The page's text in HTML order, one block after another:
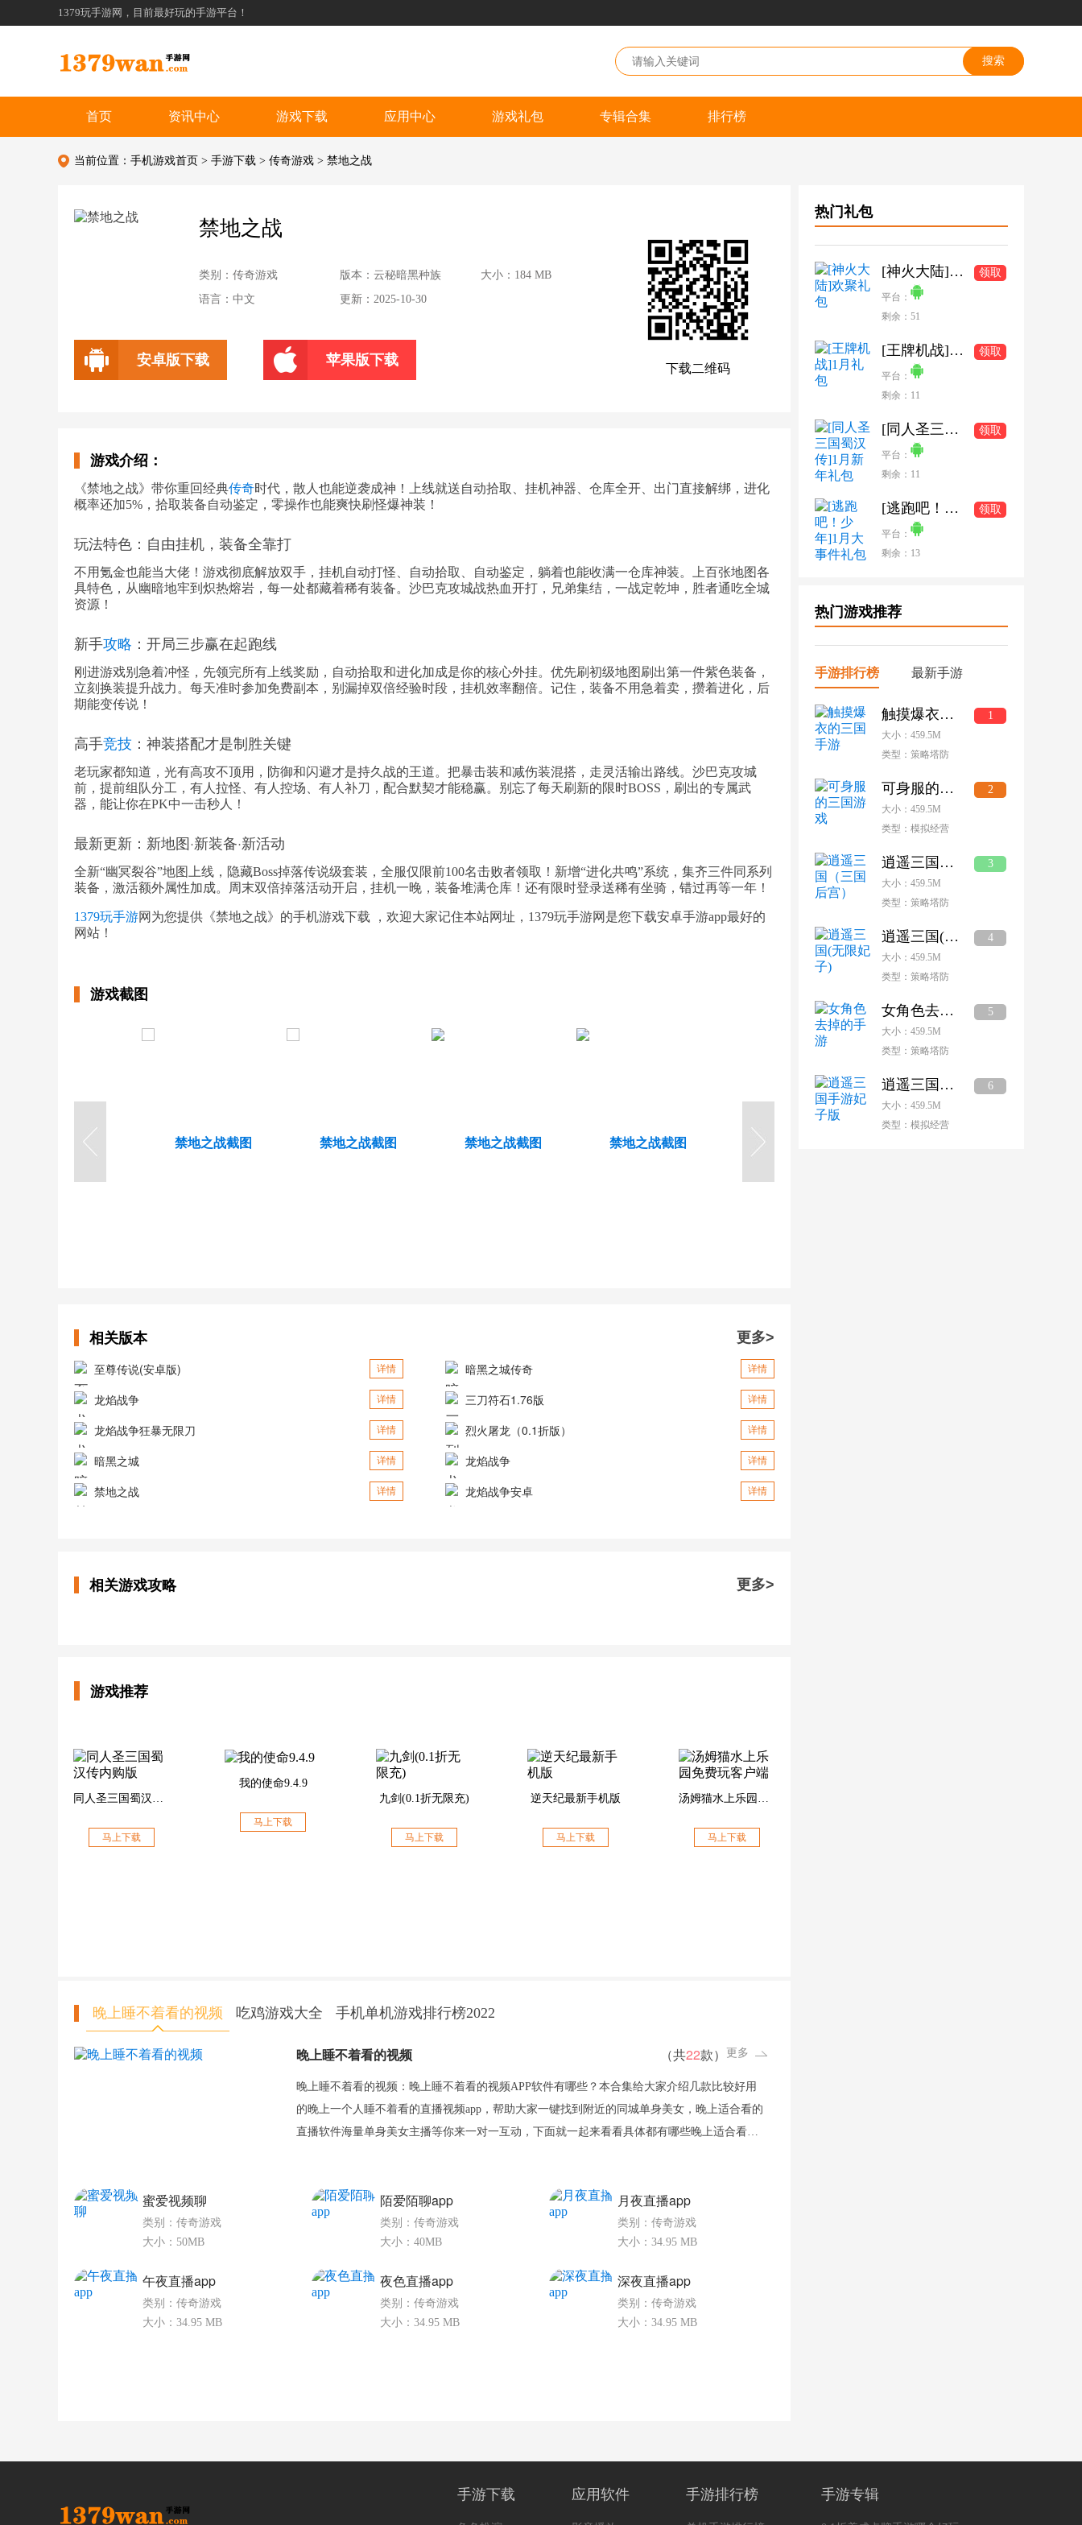
1379玩手游网，目前最好玩的手游平台！
首页 资讯中心 游戏下载 应用中心 游戏礼包 专辑合集 排行榜
当前位置： 手机游戏首页 > 手游下载 > 传奇游戏 > 禁地之战
禁地之战
类别：传奇游戏 版本：云秘暗黑种族
大小：184 MB
语言：中文
更新：2025-10-30
安卓版下载 苹果版下载
下载二维码
游戏介绍：
《禁地之战》带你重回经典传奇时代，散人也能逆袭成神！上线就送自动拾取、挂机神器、仓库全开、出门直接解绑，进化
概率还加5%，拾取装备自动鉴定，零操作也能爽快刷怪爆神装！
玩法特色：自由挂机，装备全靠打
不用氪金也能当大佬！游戏彻底解放双手，挂机自动打怪、自动拾取、自动鉴定，躺着也能收满一仓库神装。上百张地图各
具特色，从幽暗地牢到炽热熔岩，每一处都藏着稀有装备。沙巴克攻城战热血开打，兄弟集结，一战定乾坤，胜者通吃全城
资源！
新手攻略 ：开局三步赢在起跑线
刚进游戏别急着冲怪，先领完所有上线奖励，自动拾取和进化加成是你的核心外挂。优先刷初级地图刷出第一件紫色装备，
立刻换装提升战力。每天准时参加免费副本，别漏掉双倍经验时段，挂机效率翻倍。记住，装备不用急着卖，攒着进化，后
期能变传说！
高手竞技 ：神装搭配才是制胜关键
老玩家都知道，光有高攻不顶用，防御和闪避才是持久战的王道。把暴击装和减伤装混搭，走灵活输出路线。沙巴克攻城
前，提前组队分工，有人拉怪、有人控场、有人补刀，配合默契才能稳赢。别忘了每天刷新的限时BOSS，刷出的专属武
器，能让你在PK中一击秒人！
最新更新：新地图·新装备·新活动
全新“幽冥裂谷”地图上线，隐藏Boss掉落传说级套装，全服仅限前100名击败者领取！新增“进化共鸣”系统，集齐三件同系列
装备，激活额外属性加成。周末双倍掉落活动开启，挂机一晚，装备堆满仓库！还有限时登录送稀有坐骑，错过再等一年！
1379玩手游网为您提供《禁地之战》的手机游戏下载 ，欢迎大家记住本站网址，1379玩手游网是您下载安卓手游app最好的
网站！
游戏截图
更多>
相关版本
详情
至尊传说(安卓版) 详情
暗黑之城传奇
详情
龙焰战争 详情
三刀符石1.76版
详情
龙焰战争狂暴无限刀 详情
烈火屠龙（0.1折版）
详情
暗黑之城 详情
龙焰战争
详情
禁地之战 详情
龙焰战争安卓
更多>
相关游戏攻略
游戏推荐
同人圣三国蜀汉传内购版
马上下载
我的使命9.4.9
马上下载
九剑(0.1折无限充)
马上下载
逆天纪最新手机版
马上下载
汤姆猫水上乐园免费玩客户端
马上下载
晚上睡不着看的视频 吃鸡游戏大全 手机单机游戏排行榜2022
更多
晚上睡不着看的视频 （共22款）
晚上睡不着看的视频：晚上睡不着看的视频APP软件有哪些？本合集给大家介绍几款比较好用
的晚上一个人睡不着看的直播视频app，帮助大家一键找到附近的同城单身美女，晚上适合看的
直播软件海量单身美女主播等你来一对一互动，下面就一起来看看具体都有哪些晚上适合看的
蜜爱视频聊
类别：传奇游戏
大小：50MB
陌爱陌聊app
类别：传奇游戏
大小：40MB
月夜直播app
类别：传奇游戏
大小：34.95 MB
午夜直播app
类别：传奇游戏
大小：34.95 MB
夜色直播app
类别：传奇游戏
大小：34.95 MB
深夜直播app
类别：传奇游戏
大小：34.95 MB
热门礼包
[神火大陆]欢聚礼包 领取
平台：
剩余：51
[王牌机战]1月礼包 领取
平台：
剩余：11
[同人圣三国蜀汉传]1月新年礼包 领取
平台：
剩余：11
[逃跑吧！少年]1月大事件礼包 领取
平台：
剩余：13
热门游戏推荐
手游排行榜 最新手游
触摸爆衣的三国手游 1
大小：459.5M
类型：策略塔防
可身服的三国游戏 2
大小：459.5M
类型：模拟经营
逍遥三国（三国后宫） 3
大小：459.5M
类型：策略塔防
逍遥三国(无限妃子) 4
大小：459.5M
类型：策略塔防
女角色去掉的手游 5
大小：459.5M
类型：策略塔防
逍遥三国手游妃子版 6
大小：459.5M
类型：模拟经营
手游下载 应用软件 手游排行榜 手游专辑